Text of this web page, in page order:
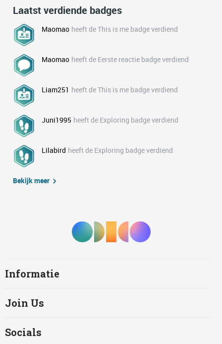
Laatst verdiende badges
Maomao heeft de This is me badge verdiend
Maomao heeft de Eerste reactie badge verdiend
Liam251 heeft de This is me badge verdiend
Juni1995 heeft de Exploring badge verdiend
Lilabird heeft de Exploring badge verdiend
Bekijk meer
Informatie
Join Us
Socials